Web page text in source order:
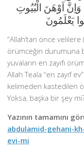
اَوْهَنَ الْبُيُوتِ
يَعْلَمُونَ
“Allah’tan önce velilere
örümceğin durumuna
yuvaların en zayıfı
Allah Teala “en zayıf
kelimeden kastedilen
Yoksa, başka bir şey
Yazının tamamını
abdulamid-gehani-
evi-mi